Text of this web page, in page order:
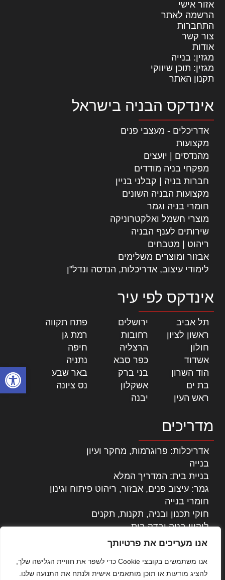
פתח
אנו מעריכים את פרטיותך
אנו משתמשים בקובצי Cookie כדי לשפר את חוויית הגלישה שלך,
להציג מודעות או תוכן מותאמים אישית ולנתח את התנועה שלנו.
אזור אישי
הרשמה לאתר
התחברות
צור קשר
אודות
מגזין: בנייה
מגזין: תוכן שיווקי
תקנון האתר
אינדקס הבניה בישראל
אדריכלים - מעצבי פנים
מקצועות
מהנדסים | יועצים
מפקחי בניה מודדים
חברות בניה | קבלני בניין
מקצועות הבניה השונים
חומרי בניה וגמר
מוצרי חשמל ואלקטרוניקה
שירותים לענף הבניה
ריהוט | מטבחים
אבזור ומוצרים משלימים
לימודי עיצוב, אדריכלות, הנדסה ונדל"ן
אינדקס לפי עיר
תל אביב ירושלים פתח תקווה
ראשון לציון
רחובות רמת גן
חולון
הרצליה חיפה
אשדוד
כפר סבא נתניה
הוד השרון
בני ברק באר שבע
בת ים
אשקלון נס ציונה
ראש העין
יבנה
מדריכים
אדריכלות: פרוגרמות, מחקר ועיון
בנייה
בניית בית: המדריך המלא
גמר: עיצוב פנים, אבזור, ריהוט פיתוח וגינון
חומרי בנייה
חוקי תכנון ובניה, תקנות, תקנים
ליקויי בניה ובדק בית
נדל"ן: זכויות, אגרות ועסקאות
עקרונות ניהול אחזקה מתקדמות
צילום אדריכלי